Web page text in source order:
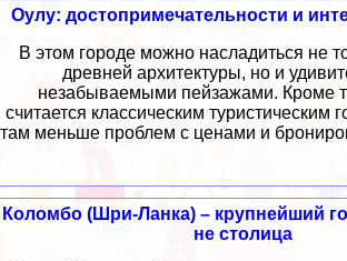
Оулу: достопримечательности и
В этом городе можно насладиться не
древней архитектуры, но и
незабываемыми пейзажами. Кроме
считается классическим туристическим
там меньше проблем с ценами и
Коломбо (Шри-Ланка) – крупнейший
не столица